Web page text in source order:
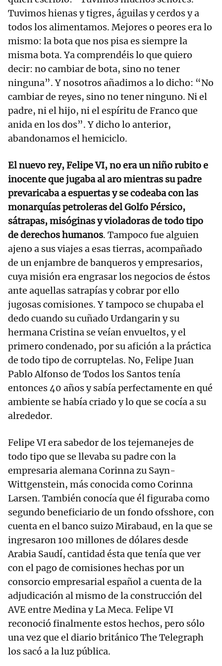
Tuvimos hienas y tigres, águilas y cerdos y a
todos los alimentamos. Mejores o peores era lo
mismo: la bota que nos pisa es siempre la
misma bota. Ya comprendéis lo que quiero
decir: no cambiar de bota, sino no tener
ninguna”. Y nosotros añadimos a lo dicho: “No
cambiar de reyes, sino no tener ninguno. Ni el
padre, ni el hijo, ni el espíritu de Franco que
anida en los dos”. Y dicho lo anterior,
abandonamos el hemiciclo.
El nuevo rey, Felipe VI, no era un niño rubito e
inocente que jugaba al aro mientras su padre
prevaricaba a espuertas y se codeaba con las
monarquías petroleras del Golfo Pérsico,
sátrapas, misóginas y violadoras de todo tipo
de derechos humanos. Tampoco fue alguien
ajeno a sus viajes a esas tierras, acompañado
de un enjambre de banqueros y empresarios,
cuya misión era engrasar los negocios de éstos
ante aquellas satrapías y cobrar por ello
jugosas comisiones. Y tampoco se chupaba el
dedo cuando su cuñado Urdangarin y su
hermana Cristina se veían envueltos, y el
primero condenado, por su afición a la práctica
de todo tipo de corruptelas. No, Felipe Juan
Pablo Alfonso de Todos los Santos tenía
entonces 40 años y sabía perfectamente en qué
ambiente se había criado y lo que se cocía a su
alrededor.
Felipe VI era sabedor de los tejemanejes de
todo tipo que se llevaba su padre con la
empresaria alemana Corinna zu Sayn-
Wittgenstein, más conocida como Corinna
Larsen. También conocía que él figuraba como
segundo beneficiario de un fondo ofsshore, con
cuenta en el banco suizo Mirabaud, en la que se
ingresaron 100 millones de dólares desde
Arabia Saudí, cantidad ésta que tenía que ver
con el pago de comisiones hechas por un
consorcio empresarial español a cuenta de la
adjudicación al mismo de la construcción del
AVE entre Medina y La Meca. Felipe VI
reconoció finalmente estos hechos, pero sólo
una vez que el diario británico The Telegraph
los sacó a la luz pública.